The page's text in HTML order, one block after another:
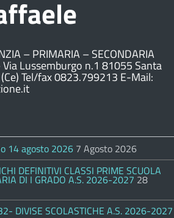
– PRIMARIA – SECONDARIA
Via Lussemburgo n.1 81055 Santa
Tel/fax 0823.799213 E-Mail:
14 agosto 2026 7 Agosto 2026
DEFINITIVI CLASSI PRIME SCUOLA
DI I GRADO A.S. 2026-2027 28
DIVISE SCOLASTICHE A.S. 2026-2027